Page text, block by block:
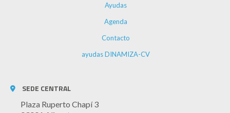
Ayudas
Agenda
Contacto
ayudas DINAMIZA-CV
SEDE CENTRAL
Plaza Ruperto Chapí 3